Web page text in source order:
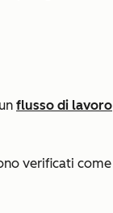
flusso di lavoro
verificati come